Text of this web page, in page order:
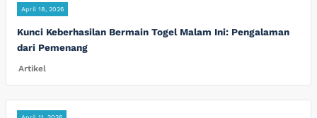
April 18, 2026
Kunci Keberhasilan Bermain Togel Malam Ini: Pengalaman
dari Pemenang
Artikel